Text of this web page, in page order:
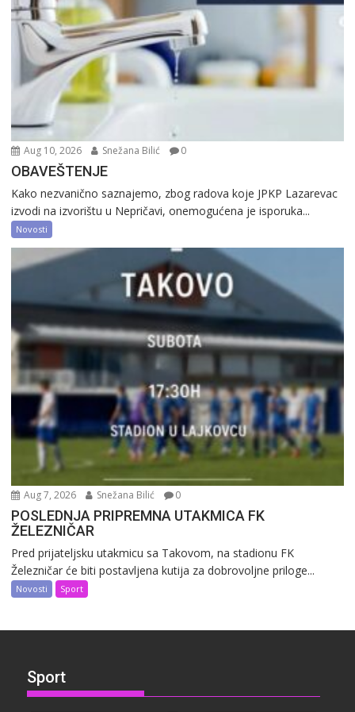
Aug 10, 2026 Snežana Bilić 0
OBAVEŠTENJE
Kako nezvanično saznajemo, zbog radova koje JPKP Lazarevac
izvodi na izvorištu u Nepričavi, onemogućena je isporuka...
Novosti
Aug 7, 2026 Snežana Bilić 0
POSLEDNJA PRIPREMNA UTAKMICA FK
ŽELEZNIČAR
Pred prijateljsku utakmicu sa Takovom, na stadionu FK
Železničar će biti postavljena kutija za dobrovoljne priloge...
Novosti Sport
Sport